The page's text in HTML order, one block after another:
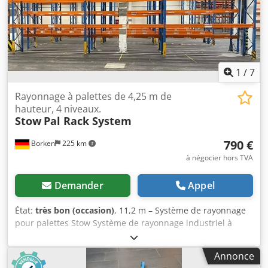
1 100 mm, charge par espace de 20 000 kg, bleu 18 x
traverses de 3 600 mm, y compris les goupilles de sécurité,
charge par compartiment de 4 000 kg, orange Vous
trouverez d’autres articles – neufs et d’occasion – dans
notre boutique ! Frais de port internationaux sur
demande !
1 /7
Borken 225 km
Rayonnage à palettes de 4,25 m de
hauteur, 4 niveaux.
Stow Pal Rack System
790 €
à négocier hors TVA
Demander Appel
État: très bon (occasion), 11,2 m – Système de rayonnage
pour palettes Stow Système de rayonnage industriel à
haute stabilité du fabricant haut de gamme Stow, conçu
pour le stockage sûr et conforme aux normes de palettes
européennes lourdes. Fabricant : Stow Type : Système de
Annonce